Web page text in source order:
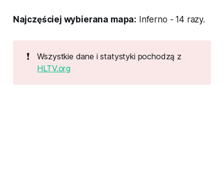
Najczęściej wybierana mapa: Inferno - 14 razy.
❗
Wszystkie dane i statystyki pochodzą z
HLTV.org